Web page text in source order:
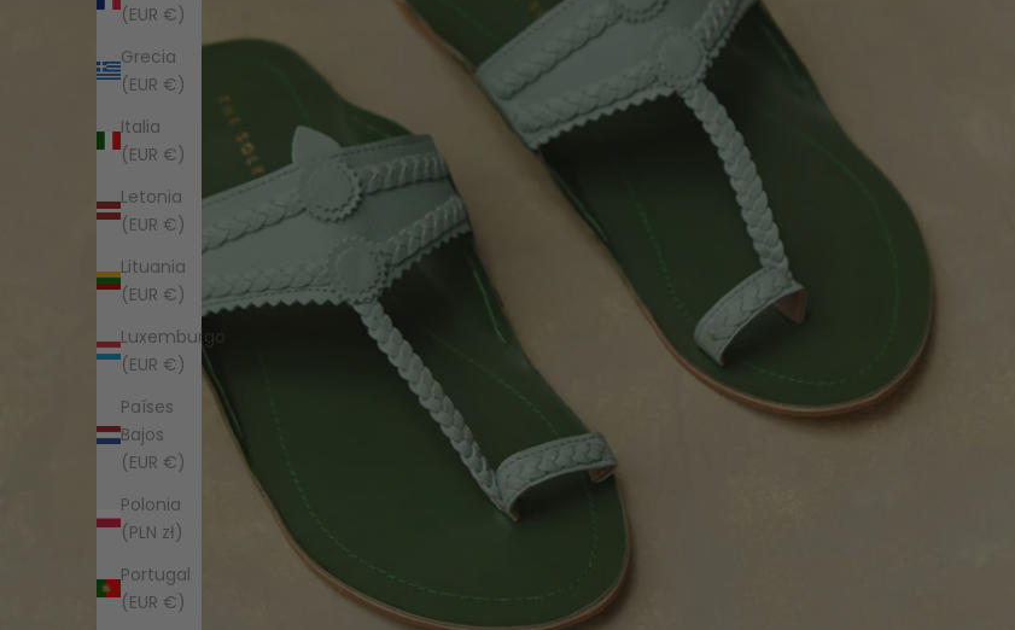
(EUR €)
Grecia
(EUR €)
Italia
(EUR €)
Letonia
(EUR €)
Lituania
(EUR €)
Luxemburgo
(EUR €)
Países
Bajos
(EUR €)
Polonia
(PLN zł)
Portugal
(EUR €)